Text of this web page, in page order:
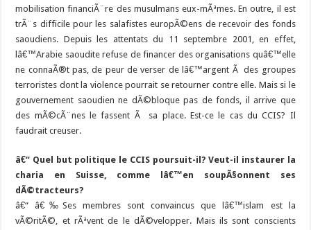
mobilisation financiÃ¨re des musulmans eux-mÃªmes. En outre, il est
trÃ¨s difficile pour les salafistes europÃ©ens de recevoir des fonds
saoudiens. Depuis les attentats du 11 septembre 2001, en effet,
lâ€™Arabie saoudite refuse de financer des organisations quâ€™elle
ne connaÃ®t pas, de peur de verser de lâ€™argent Ã des groupes
terroristes dont la violence pourrait se retourner contre elle. Mais si le
gouvernement saoudien ne dÃ©bloque pas de fonds, il arrive que
des mÃ©cÃ¨nes le fassent Ã sa place. Est-ce le cas du CCIS? Il
faudrait creuser.
â€“ Quel but politique le CCIS poursuit-il? Veut-il instaurer la
charia en Suisse, comme lâ€™en soupÃ§onnent ses
dÃ©tracteurs?
â€“ â€‰Ses membres sont convaincus que lâ€™islam est la
vÃ©ritÃ©, et rÃªvent de le dÃ©velopper. Mais ils sont conscients